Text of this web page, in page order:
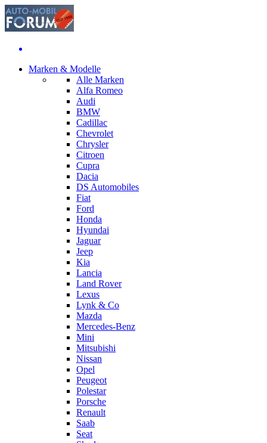
Marken & Modelle
Alle Marken
Alfa Romeo
Audi
BMW
Cadillac
Chevrolet
Chrysler
Citroen
Cupra
Dacia
DS Automobiles
Fiat
Ford
Honda
Hyundai
Jaguar
Jeep
Kia
Lancia
Land Rover
Lexus
Lynk & Co
Mazda
Mercedes-Benz
Mini
Mitsubishi
Nissan
Opel
Peugeot
Polestar
Porsche
Renault
Saab
Seat